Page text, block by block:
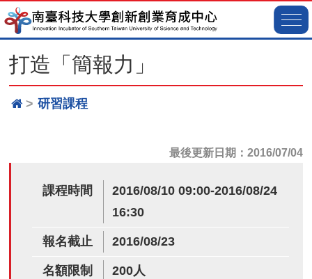
打造「簡報力」
研習課程
最後更新日期：2016/07/04
課程時間
2016/08/10 09:00-2016/08/24
16:30
報名截止 2016/08/23
名額限制 200人